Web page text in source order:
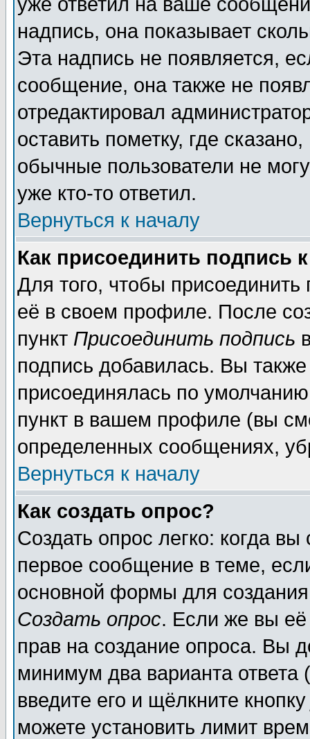
надпись, она показывает
Эта надпись не появляется,
сообщение, она также не
отредактировал
оставить пометку, где
обычные пользователи не
уже кто-то ответил.
Вернуться к началу
Как присоединить подпись
Для того, чтобы
её в своем профиле. После
пункт Присоединить подпись
подпись добавилась. Вы
присоединялась по
пункт в вашем профиле (вы
определенных сообщениях,
Вернуться к началу
Как создать опрос?
Создать опрос легко: когда
первое сообщение в теме,
основной формы для
Создать опрос. Если же вы её
прав на создание опроса. Вы
минимум два варианта ответа
введите его и щёлкните
можете установить лимит